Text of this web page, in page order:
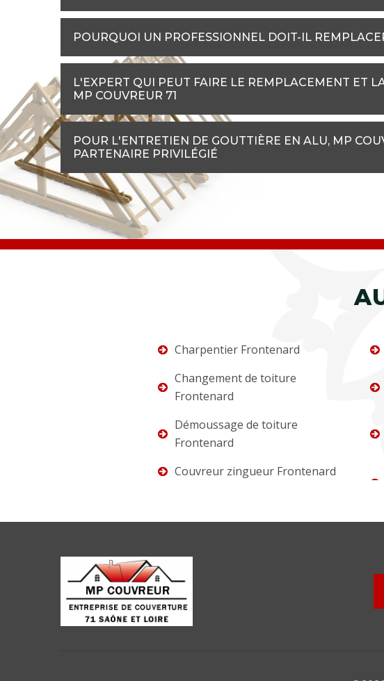
POURQUOI UN PROFESSIONNEL DOIT-IL
L'EXPERT QUI PEUT FAIRE LE REMPLACEMENT ET
MP COUVREUR 71
POUR L'ENTRETIEN DE GOUTTIÈRE EN ALU, MP
PARTENAIRE PRIVILÉGIÉ
Charpentier Frontenard
Changement de toiture
Frontenard
Démoussage de toiture
Frontenard
Couvreur zingueur Frontenard